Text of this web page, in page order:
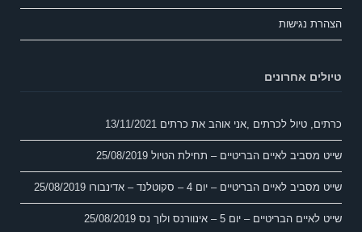
הצהרת נגישות
טיולים אחרונים
כרתים, טיול לכרתים ,אני אוהב את כרתים 13/11/2021
שייט מסביב לאיים הבריטיים – תחילת הטיול 25/08/2019
שייט מסביב לאיים הבריטיים – יום 4 – סקוטלנד – אדינבורו 25/08/2019
שייט לאיים הבריטיים – יום 5 – אינוורנס ולוך נס 25/08/2019